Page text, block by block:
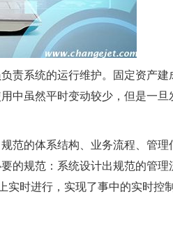
责系统的运行维护。固定资产建
中虽然平时变动较少，但是一旦
范的体系结构、业务流程、管理
的规范：系统设计出规范的管理
实时进行，实现了事中的实时控